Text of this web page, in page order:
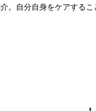
。自分自身をケアする